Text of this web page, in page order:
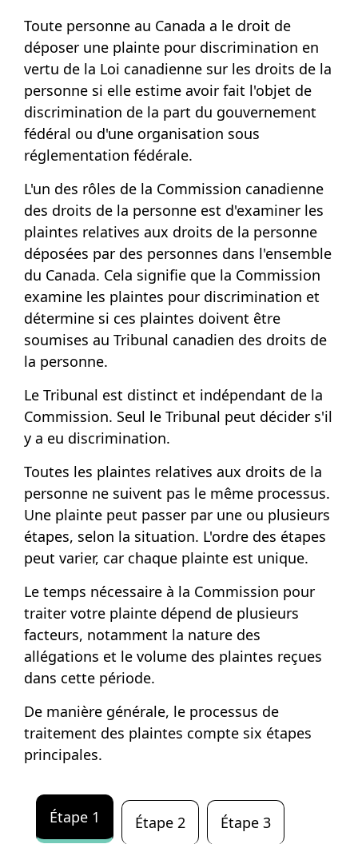
Toute personne au Canada a le droit de
déposer une plainte pour discrimination en
vertu de la Loi canadienne sur les droits de la
personne si elle estime avoir fait l'objet de
discrimination de la part du gouvernement
fédéral ou d'une organisation sous
réglementation fédérale.
L'un des rôles de la Commission canadienne
des droits de la personne est d'examiner les
plaintes relatives aux droits de la personne
déposées par des personnes dans l'ensemble
du Canada. Cela signifie que la Commission
examine les plaintes pour discrimination et
détermine si ces plaintes doivent être
soumises au Tribunal canadien des droits de
la personne.
Le Tribunal est distinct et indépendant de la
Commission. Seul le Tribunal peut décider s'il
y a eu discrimination.
Toutes les plaintes relatives aux droits de la
personne ne suivent pas le même processus.
Une plainte peut passer par une ou plusieurs
étapes, selon la situation. L'ordre des étapes
peut varier, car chaque plainte est unique.
Le temps nécessaire à la Commission pour
traiter votre plainte dépend de plusieurs
facteurs, notamment la nature des
allégations et le volume des plaintes reçues
dans cette période.
De manière générale, le processus de
traitement des plaintes compte six étapes
principales.
Étape 1
Étape 2 Étape 3